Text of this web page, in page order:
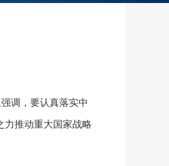
调，要认真落实中
力推动重大国家战略